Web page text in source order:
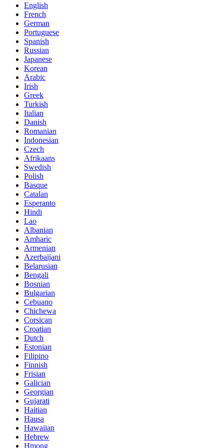
English
French
German
Portuguese
Spanish
Russian
Japanese
Korean
Arabic
Irish
Greek
Turkish
Italian
Danish
Romanian
Indonesian
Czech
Afrikaans
Swedish
Polish
Basque
Catalan
Esperanto
Hindi
Lao
Albanian
Amharic
Armenian
Azerbaijani
Belarusian
Bengali
Bosnian
Bulgarian
Cebuano
Chichewa
Corsican
Croatian
Dutch
Estonian
Filipino
Finnish
Frisian
Galician
Georgian
Gujarati
Haitian
Hausa
Hawaiian
Hebrew
Hmong